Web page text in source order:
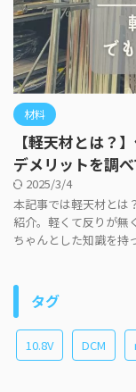
材料
【軽天材とは？
デメリットを調べ
2025/3/4
本記事では軽天材とは
紹介。軽くて反りが無
ちゃんとした知識を持
タグ
10.8V DCM